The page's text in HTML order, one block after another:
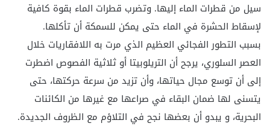
سيل من قطرات الماء إليها. وتضرب قطرات الماء بقوة كافية
لإسقاط الحشرة في الماء حتى يمكن للسمكة أن تأكلها.
بسبب التطور الفجائي العظيم الذي مرت به اللافقاريات خلال
العصر السلوري، يرجح أن التريلوبيتا أو ثلاثية الفصوص اضطرت
إلى أن توسع مجال حياتها، وأن تزيد من سرعة حركتها، حتى
يتسنى لها ضمان البقاء في صراعها مع غيرها من الكائنات
البحرية، و يبدو أن بعضها نجح في التلاؤم مع الظروف الجديدة.